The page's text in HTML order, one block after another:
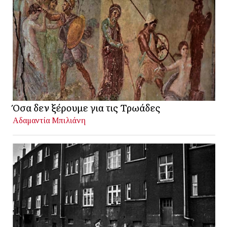
Όσα δεν ξέρουμε για τις Τρωάδες
Αδαμαντία Μπιλιάνη